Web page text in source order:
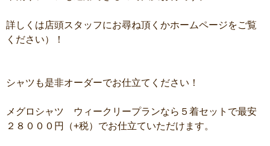
詳しくは店頭スタッフにお尋ね頂くかホームページをご覧
ください）！
シャツも是非オーダーでお仕立てください！
メグロシャツ ウィークリープランなら５着セットで最安
２８０００円（+税）でお仕立ていただけます。